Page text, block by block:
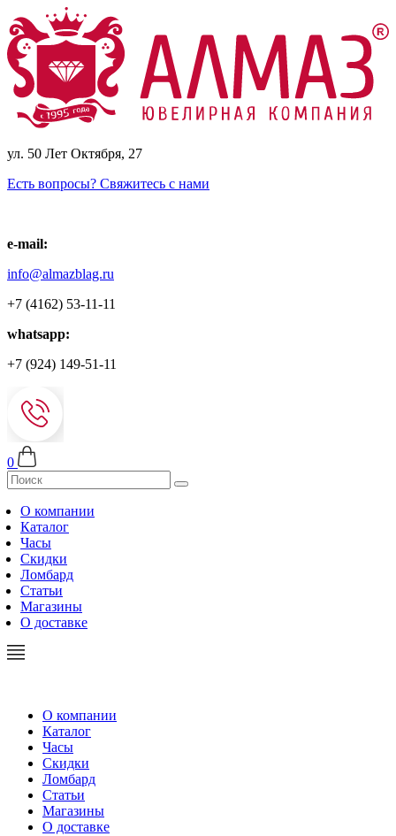
ул. 50 Лет Октября, 27
Есть вопросы? Свяжитесь с нами
e-mail:
info@almazblag.ru
+7 (4162) 53-11-11
whatsapp:
+7 (924) 149-51-11
0
О компании
Каталог
Часы
Скидки
Ломбард
Статьи
Магазины
О доставке
О компании
Каталог
Часы
Скидки
Ломбард
Статьи
Магазины
О доставке